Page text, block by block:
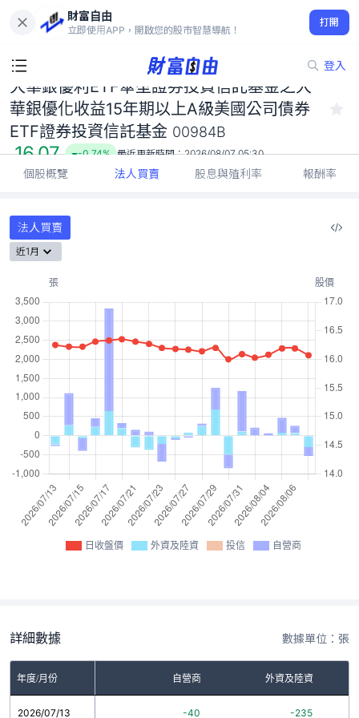
財富自由
立即使用APP，開啟您的股市智慧導航！
打開
登入
大華銀優利ETF傘型證券投資信託基金之大華銀優化收益15年期以
上A級美國公司債券ETF證券投資信託基金 00984B
16.07
-0.74%
大華銀優利ETF傘型證券投資信託基金之大
華銀優化收益15年期以上A級美國公司債券
ETF證券投資信託基金 00984B
16.07 -0.74% 最近更新時間：2026/08/07 05:30
個股概覽 法人買賣 股息與殖利率 報酬率
法人買賣
近1月
日收盤價 外資及陸資 投信 自營商
詳細數據 數據單位：張
年度/月份 自營商 外資及陸資
2026/07/13 -40 -235